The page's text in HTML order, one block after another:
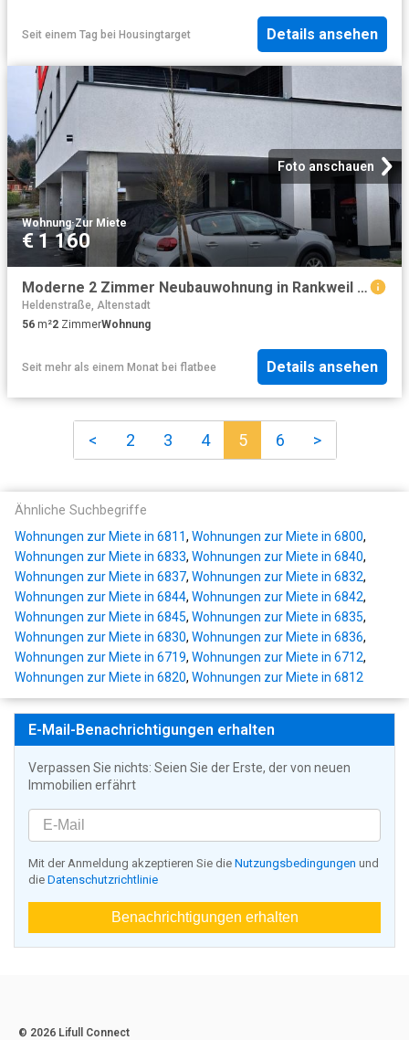
Seit einem Tag bei Housingtarget Details ansehen
Foto anschauen
Wohnung·Zur Miete
€ 1 160
Moderne 2 Zimmer Neubauwohnung in Rankweil in schöner Wohnlage
Heldenstraße, Altenstadt
56 m²2 ZimmerWohnung
Seit mehr als einem Monat bei flatbee Details ansehen
< 2 3 4 5 6 >
Ähnliche Suchbegriffe
Wohnungen zur Miete in 6811, Wohnungen zur Miete in 6800,
Wohnungen zur Miete in 6833, Wohnungen zur Miete in 6840,
Wohnungen zur Miete in 6837, Wohnungen zur Miete in 6832,
Wohnungen zur Miete in 6844, Wohnungen zur Miete in 6842,
Wohnungen zur Miete in 6845, Wohnungen zur Miete in 6835,
Wohnungen zur Miete in 6830, Wohnungen zur Miete in 6836,
Wohnungen zur Miete in 6719, Wohnungen zur Miete in 6712,
Wohnungen zur Miete in 6820, Wohnungen zur Miete in 6812
E-Mail-Benachrichtigungen erhalten
Verpassen Sie nichts: Seien Sie der Erste, der von neuen
Immobilien erfährt
Mit der Anmeldung akzeptieren Sie die Nutzungsbedingungen und
die Datenschutzrichtlinie
Benachrichtigungen erhalten
© 2026 Lifull Connect